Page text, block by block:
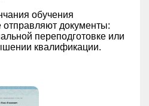
обучения
отправляют документы:
переподготовке или
квалификации.